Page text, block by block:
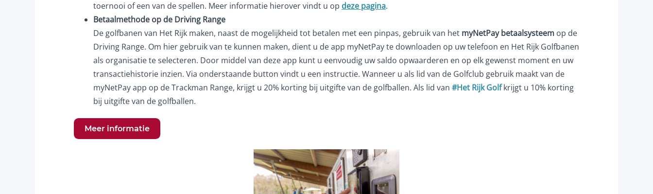
toernooi of een van de spellen. Meer informatie hierover vindt u op deze pagina.
Betaalmethode op de Driving Range
De golfbanen van Het Rijk maken, naast de mogelijkheid tot betalen met een pinpas, gebruik van het myNetPay betaalsysteem op de
Driving Range. Om hier gebruik van te kunnen maken, dient u de app myNetPay te downloaden op uw telefoon en Het Rijk Golfbanen
als organisatie te selecteren. Door middel van deze app kunt u eenvoudig uw saldo opwaarderen en op elk gewenst moment en uw
transactiehistorie inzien. Via onderstaande button vindt u een instructie. Wanneer u als lid van de Golfclub gebruik maakt van de
myNetPay app op de Trackman Range, krijgt u 20% korting bij uitgifte van de golfballen. Als lid van #Het Rijk Golfkrijgt u 10% korting
bij uitgifte van de golfballen.
Meer informatie